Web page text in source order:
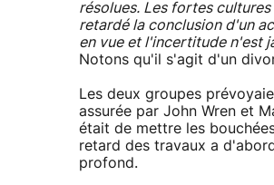
résolues. Les fortes
retardé la conclusion d'un
en vue et l'incertitude n'est
Notons qu'il s'agit d'un
Les deux groupes
assurée par John Wren et
était de mettre les
retard des travaux a
profond.